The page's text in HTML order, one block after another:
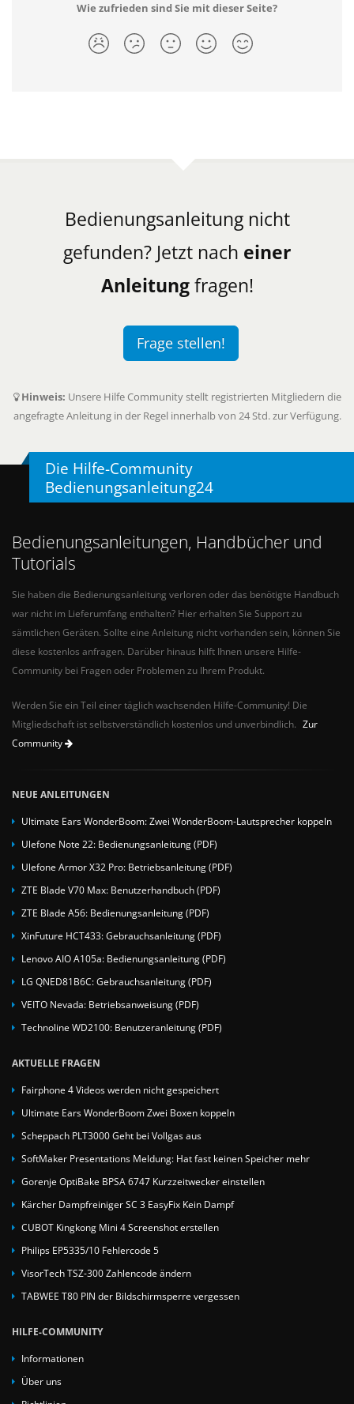
Wie zufrieden sind Sie mit dieser Seite?
Bedienungsanleitung nicht
gefunden? Jetzt nach einer
Anleitungfragen!
Frage stellen!
Hinweis: Unsere Hilfe Community stellt registrierten Mitgliedern die
angefragte Anleitung in der Regel innerhalb von 24 Std. zur Verfügung.
Die Hilfe-Community
Bedienungsanleitung24
Bedienungsanleitungen, Handbücher und
Tutorials
Sie haben die Bedienungsanleitung verloren oder das benötigte Handbuch
war nicht im Lieferumfang enthalten? Hier erhalten Sie Support zu
sämtlichen Geräten. Sollte eine Anleitung nicht vorhanden sein, können Sie
diese kostenlos anfragen. Darüber hinaus hilft Ihnen unsere Hilfe-
Community bei Fragen oder Problemen zu Ihrem Produkt.
Werden Sie ein Teil einer täglich wachsenden Hilfe-Community! Die
Mitgliedschaft ist selbstverständlich kostenlos und unverbindlich. Zur
Community
NEUE ANLEITUNGEN
Ultimate Ears WonderBoom: Zwei WonderBoom-Lautsprecher koppeln
Ulefone Note 22: Bedienungsanleitung (PDF)
Ulefone Armor X32 Pro: Betriebsanleitung (PDF)
ZTE Blade V70 Max: Benutzerhandbuch (PDF)
ZTE Blade A56: Bedienungsanleitung (PDF)
XinFuture HCT433: Gebrauchsanleitung (PDF)
Lenovo AIO A105a: Bedienungsanleitung (PDF)
LG QNED81B6C: Gebrauchsanleitung (PDF)
VEITO Nevada: Betriebsanweisung (PDF)
Technoline WD2100: Benutzeranleitung (PDF)
AKTUELLE FRAGEN
Fairphone 4 Videos werden nicht gespeichert
Ultimate Ears WonderBoom Zwei Boxen koppeln
Scheppach PLT3000 Geht bei Vollgas aus
SoftMaker Presentations Meldung: Hat fast keinen Speicher mehr
Gorenje OptiBake BPSA 6747 Kurzzeitwecker einstellen
Kärcher Dampfreiniger SC 3 EasyFix Kein Dampf
CUBOT Kingkong Mini 4 Screenshot erstellen
Philips EP5335/10 Fehlercode 5
VisorTech TSZ-300 Zahlencode ändern
TABWEE T80 PIN der Bildschirmsperre vergessen
HILFE-COMMUNITY
Informationen
Über uns